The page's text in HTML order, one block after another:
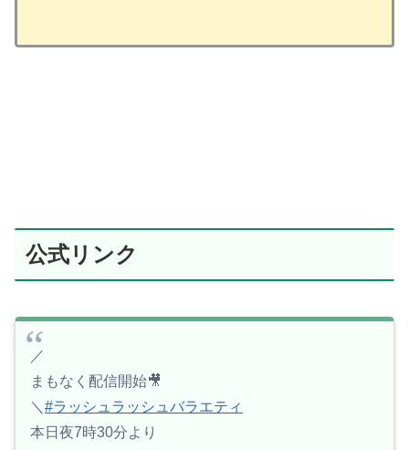
公式リンク
／
まもなく配信開始🎥
＼ #ラッシュラッシュバラエティ
本日夜7時30分より